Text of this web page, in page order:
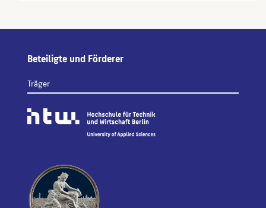
Beteiligte und Förderer
Träger